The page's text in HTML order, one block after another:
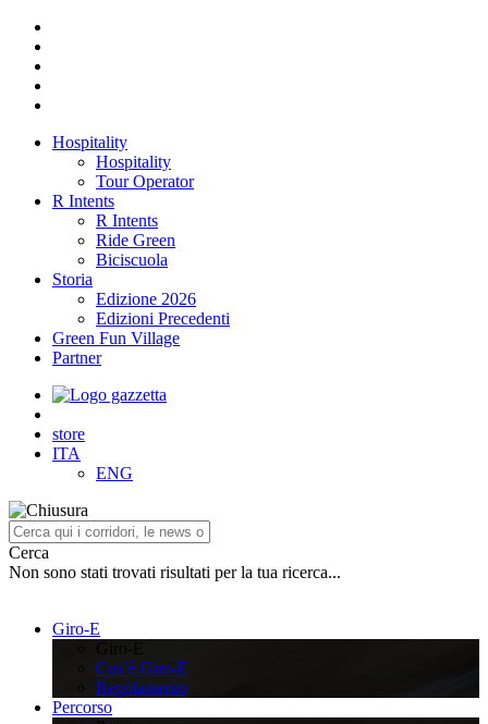
Hospitality
Hospitality
Tour Operator
R Intents
R Intents
Ride Green
Biciscuola
Storia
Edizione 2026
Edizioni Precedenti
Green Fun Village
Partner
store
ITA
ENG
Cerca
Non sono stati trovati risultati per la tua ricerca...
Giro-E
Cos’è Giro-E
Regolamento
Percorso